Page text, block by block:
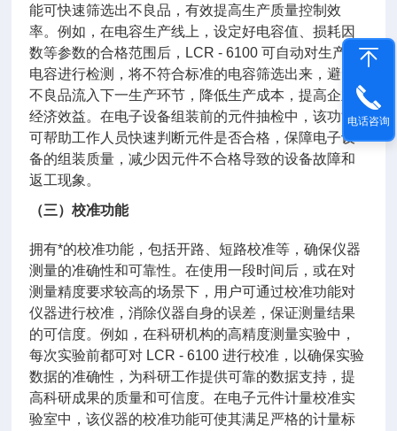
能可快速筛选出不良品，有效提高生产质量控制效
率。例如，在电容生产线上，设定好电容值、损耗因
数等参数的合格范围后，LCR - 6100 可自动对生产的
电容进行检测，将不符合标准的电容筛选出来，避免
不良品流入下一生产环节，降低生产成本，提高企业
经济效益。在电子设备组装前的元件抽检中，该功能
可帮助工作人员快速判断元件是否合格，保障电子设
备的组装质量，减少因元件不合格导致的设备故障和
返工现象。
（三）校准功能
拥有*的校准功能，包括开路、短路校准等，确保仪器
测量的准确性和可靠性。在使用一段时间后，或在对
测量精度要求较高的场景下，用户可通过校准功能对
仪器进行校准，消除仪器自身的误差，保证测量结果
的可信度。例如，在科研机构的高精度测量实验中，
每次实验前都可对 LCR - 6100 进行校准，以确保实验
数据的准确性，为科研工作提供可靠的数据支持，提
高科研成果的质量和可信度。在电子元件计量校准实
验室中，该仪器的校准功能可使其满足严格的计量标
电话咨询